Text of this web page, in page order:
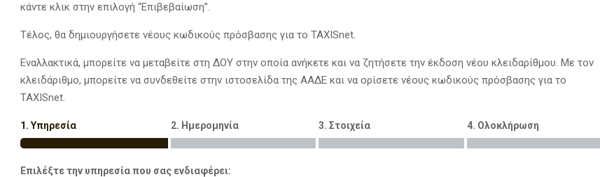
κάντε κλικ στην επιλογή “Επιβεβαίωση”.
Τέλος, θα δημιουργήσετε νέους κωδικούς πρόσβασης για το TAXISnet.
Εναλλακτικά, μπορείτε να μεταβείτε στη ΔΟΥ στην οποία ανήκετε και να ζητήσετε την έκδοση νέου κλειδαρίθμου. Με τον
κλειδάριθμο, μπορείτε να συνδεθείτε στην ιστοσελίδα της ΑΑΔΕ και να ορίσετε νέους κωδικούς πρόσβασης για το
TAXISnet.
1. Υπηρεσία 2. Ημερομηνία 3. Στοιχεία 4. Ολοκλήρωση
Επιλέξτε την υπηρεσία που σας ενδιαφέρει: